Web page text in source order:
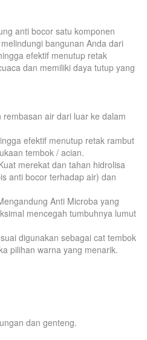
anti bocor satu komponen
bangunan Anda dari
efektif menutup retak
dan memiliki daya tutup yang
rembasan air dari luar ke dalam
efektif menutup retak rambut
tembok / acian.
merekat dan tahan hidrolisa
anti bocor terhadap air) dan
Anti Microba yang
mencegah tumbuhnya lumut
digunakan sebagai cat tembok
pilihan warna yang menarik.
dan genteng.